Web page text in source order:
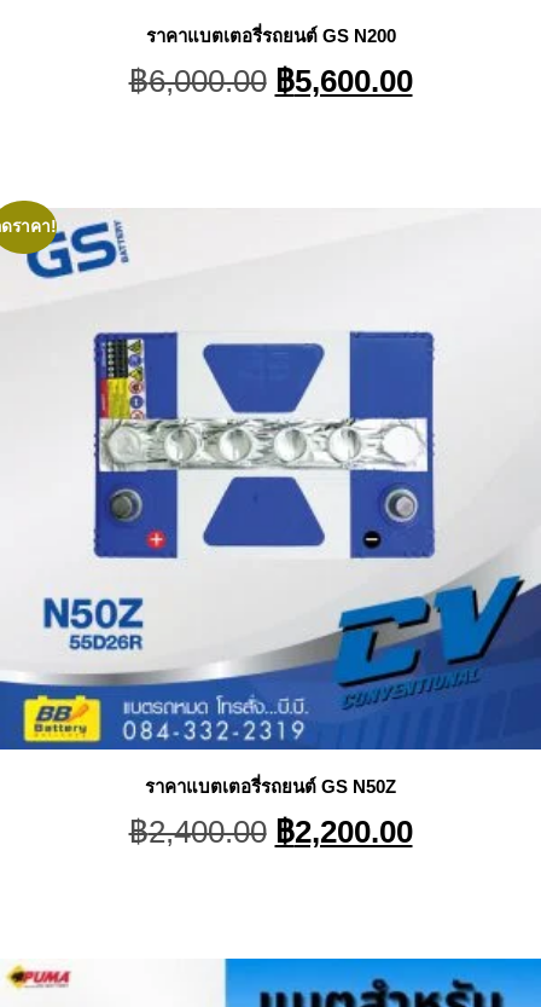
ราคาแบตเตอรี่รถยนต์ GS N200
฿6,000.00 Original
price
฿5,600.00Current
price
ราคา!
ราคาแบตเตอรี่รถยนต์ GS N50Z
฿2,400.00 Original
price
฿2,200.00Current
price